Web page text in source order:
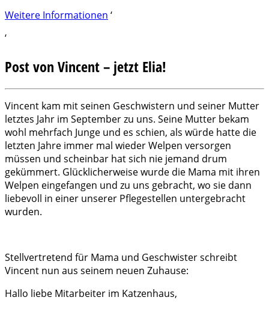
Weitere Informationen ‘
‘
Post von Vincent – jetzt Elia!
Vincent kam mit seinen Geschwistern und seiner Mutter
letztes Jahr im September zu uns. Seine Mutter bekam
wohl mehrfach Junge und es schien, als würde hatte die
letzten Jahre immer mal wieder Welpen versorgen
müssen und scheinbar hat sich nie jemand drum
gekümmert. Glücklicherweise wurde die Mama mit ihren
Welpen eingefangen und zu uns gebracht, wo sie dann
liebevoll in einer unserer Pflegestellen untergebracht
wurden.
Stellvertretend für Mama und Geschwister schreibt
Vincent nun aus seinem neuen Zuhause:
Hallo liebe Mitarbeiter im Katzenhaus,